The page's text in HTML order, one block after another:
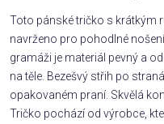
Toto pánské tričko s krátkým
navrženo pro pohodlné
gramáži je materiál pevný a
na těle. Bezešvý střih po
opakovaném praní. Skvělá
Tričko pochází od výrobce,